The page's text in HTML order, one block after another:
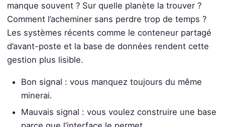
manque souvent ? Sur quelle planète la trouver ?
Comment l’acheminer sans perdre trop de temps ?
Les systèmes récents comme le conteneur partagé
d’avant-poste et la base de données rendent cette
gestion plus lisible.
Bon signal : vous manquez toujours du même
minerai.
Mauvais signal : vous voulez construire une base